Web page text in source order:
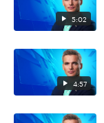
5:02
4:57